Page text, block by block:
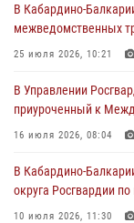
генерала армии
представителя
Кавказском
Управление
информирует
В Кабардино-
Росгвардии
В Кабардино-
межведомственных
25 июля 2026, 10:21
В Управлении
приуроченный к
16 июля 2026, 08:04
В Кабардино-
округа Росгвардии
10 июля 2026, 11:30